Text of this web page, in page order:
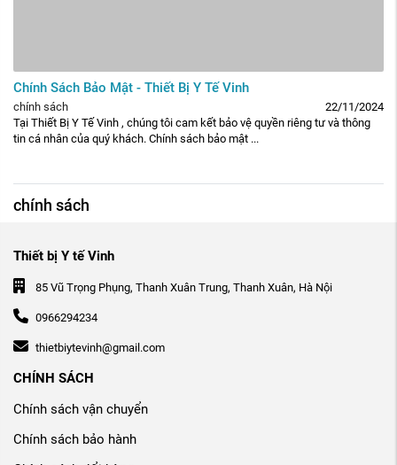
Chính Sách Bảo Mật - Thiết Bị Y Tế Vinh
chính sách
22/11/2024
Tại Thiết Bị Y Tế Vinh , chúng tôi cam kết bảo vệ quyền riêng tư và thông
tin cá nhân của quý khách. Chính sách bảo mật ...
chính sách
Thiết bị Y tế Vinh
85 Vũ Trọng Phụng, Thanh Xuân Trung, Thanh Xuân, Hà Nội
0966294234
thietbiytevinh@gmail.com
CHÍNH SÁCH
Chính sách vận chuyển
Chính sách bảo hành